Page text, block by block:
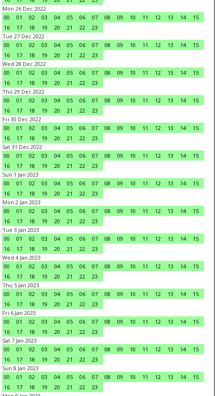
Mon 26 Dec 2022
00
01 02 03 04 05 06 07 08 09 10 11 12 13 14
15
16
17 18 19 20 21 22
23
Tue 27 Dec 2022
00
01 02 03 04 05 06 07 08 09 10 11 12 13 14
15
16
17 18 19 20 21 22
23
Wed 28 Dec 2022
00
01 02 03 04 05 06 07 08 09 10 11 12 13 14
15
16
17 18 19 20 21 22
23
Thu 29 Dec 2022
00
01 02 03 04 05 06 07 08 09 10 11 12 13 14
15
16
17 18 19 20 21 22
23
Fri 30 Dec 2022
00
01 02 03 04 05 06 07 08 09 10 11 12 13 14
15
16
17 18 19 20 21 22
23
Sat 31 Dec 2022
00
01 02 03 04 05 06 07 08 09 10 11 12 13 14
15
16
17 18 19 20 21 22
23
Sun 1 Jan 2023
00
01 02 03 04 05 06 07 08 09 10 11 12 13 14
15
16
17 18 19 20 21 22
23
Mon 2 Jan 2023
00
01 02 03 04 05 06 07 08 09 10 11 12 13 14
15
16
17 18 19 20 21 22
23
Tue 3 Jan 2023
00
01 02 03 04 05 06 07 08 09 10 11 12 13 14
15
16
17 18 19 20 21 22
23
Wed 4 Jan 2023
00
01 02 03 04 05 06 07 08 09 10 11 12 13 14
15
16
17 18 19 20 21 22
23
Thu 5 Jan 2023
00
01 02 03 04 05 06 07 08 09 10 11 12 13 14
15
16
17 18 19 20 21 22
23
Fri 6 Jan 2023
00
01 02 03 04 05 06 07 08 09 10 11 12 13 14
15
16
17 18 19 20 21 22
23
Sat 7 Jan 2023
00
01 02 03 04 05 06 07 08 09 10 11 12 13 14
15
16
17 18 19 20 21 22
23
Sun 8 Jan 2023
00
01 02 03 04 05 06 07 08 09 10 11 12 13 14
15
16
17 18 19 20 21 22
23